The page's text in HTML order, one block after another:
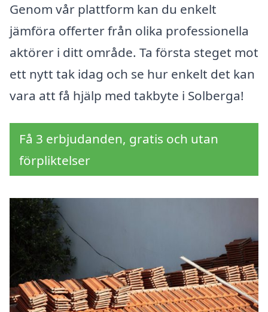
Genom vår plattform kan du enkelt
jämföra offerter från olika professionella
aktörer i ditt område. Ta första steget mot
ett nytt tak idag och se hur enkelt det kan
vara att få hjälp med takbyte i Solberga!
Få 3 erbjudanden, gratis och utan
förpliktelser